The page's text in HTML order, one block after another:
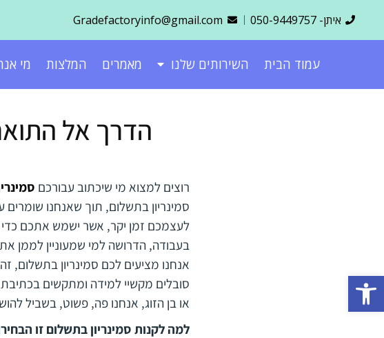
פתח סרגל נגישות
איתן- 050-9449757 Gradefactoryinfo@gmail.com
עמוד הבית השירותים שלנו מאמרים המלצות מי
הדרך אל
רוצים למצוא מי שיכתוב עבורכם
סמינריון בתשלום, תוך שאנחנו
לעצמכם זמן יקר, אשר ישמש אתכם
בעבודה, הדרושה למי שמעוניין לממן
אנחנו מציעים לכם סמינריון
סובלים מקשיי למידה ומתקשים
או בן הזוג, אנחנו פה, פשוט, בשביל
למה לקנות סמינריון בתשלום זו